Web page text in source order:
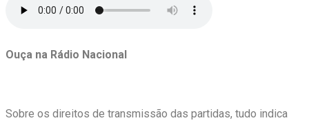
Ouça na Rádio Nacional
Sobre os direitos de transmissão das partidas, tudo indica